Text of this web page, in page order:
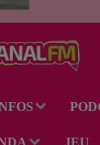
de 38 ans a
pour
JEU